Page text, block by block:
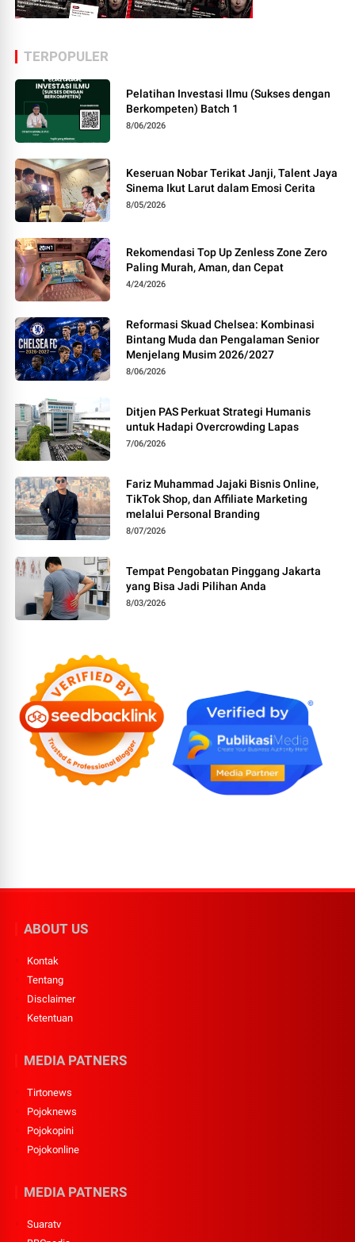
TERPOPULER
Pelatihan Investasi Ilmu (Sukses dengan
Berkompeten) Batch 1
8/06/2026
Keseruan Nobar Terikat Janji, Talent Jaya
Sinema Ikut Larut dalam Emosi Cerita
8/05/2026
Rekomendasi Top Up Zenless Zone Zero
Paling Murah, Aman, dan Cepat
4/24/2026
Reformasi Skuad Chelsea: Kombinasi
Bintang Muda dan Pengalaman Senior
Menjelang Musim 2026/2027
8/06/2026
Ditjen PAS Perkuat Strategi Humanis
untuk Hadapi Overcrowding Lapas
7/06/2026
Fariz Muhammad Jajaki Bisnis Online,
TikTok Shop, dan Affiliate Marketing
melalui Personal Branding
8/07/2026
Tempat Pengobatan Pinggang Jakarta
yang Bisa Jadi Pilihan Anda
8/03/2026
ABOUT US
Kontak
Tentang
Disclaimer
Ketentuan
MEDIA PATNERS
Tirtonews
Pojoknews
Pojokopini
Pojokonline
MEDIA PATNERS
Suaratv